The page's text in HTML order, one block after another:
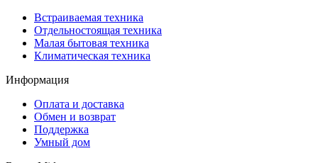
Встраиваемая техника
Отдельностоящая техника
Малая бытовая техника
Климатическая техника
Информация
Оплата и доставка
Обмен и возврат
Поддержка
Умный дом